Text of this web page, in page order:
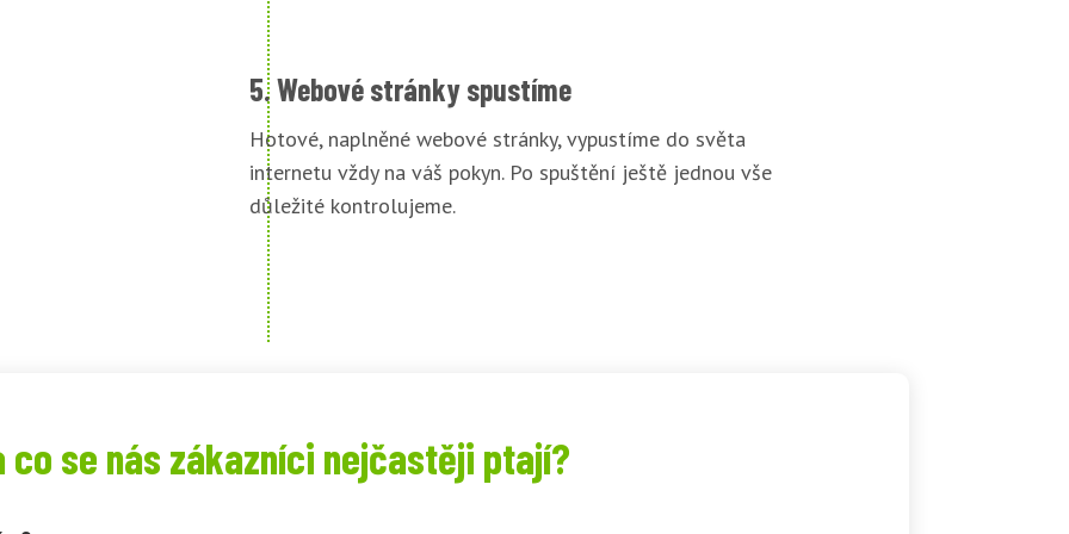
5. Webové stránky spustíme
Hotové, naplněné webové stránky, vypustíme do světa
internetu vždy na váš pokyn. Po spuštění ještě jednou vše
důležité kontrolujeme.
co se nás zákazníci nejčastěji ptají?